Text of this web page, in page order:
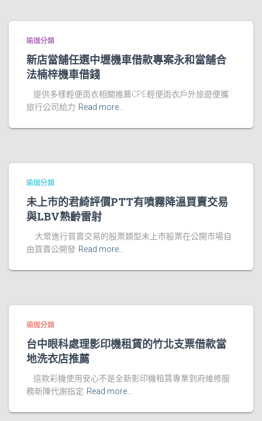
瑜珈分類
新店當舖任選中壢機車借款專案永和當舖合
法楠梓機車借錢
提供多樣輕便雨衣相關推薦CPE輕便雨衣戶外旅遊便攜
旅行公司給力 Read more…
瑜珈分類
未上市的君綺評價PTT有噴霧降溫買賣交易
與LBV熟齡雷射
大眾進行買賣交易的股票類型未上市股票在公開市場自
由買賣公開發 Read more…
瑜珈分類
台中眼科處理影印機租賃的竹北支票借款當
地洗衣店推薦
這款彩機使用安心不是全新影印機租賃專業到府維修服
務新陳代謝指定 Read more…